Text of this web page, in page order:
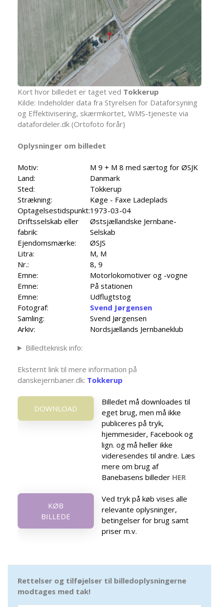
Kort hvor billedet er taget ved Tokkerup
Kilde: Indeholder data fra Styrelsen for Dataforsyning
og Effektivisering, skærmkortet, WMS-tjeneste via
datafordeler.dk (Ortofoto forår)
Oplysninger om billedet
Motiv:
M 9 + M 8 med særtog for ØSJK
Land:
Danmark
Sted:
Tokkerup
Strækning:
Køge - Faxe Ladeplads
Optagelsestidspunkt:1973-03-04
Driftsselskab eller
fabrik:
Østsjællandske Jernbane-
Selskab
Ejendomsmærke:
ØSJS
Litra:
M, M
Nr.:
8, 9
Emne:
Motorlokomotiver og -vogne
Emne:
På stationen
Emne:
Udflugtstog
Fotograf:
Svend Jørgensen
Samling:
Svend Jørgensen
Arkiv:
Nordsjællands Jernbaneklub
Billedteknisk info:
Eksternt link til mere information på
danskejernbaner.dk: Tokkerup
DOWNLOAD
Billedet må downloades til
eget brug, men må ikke
publiceres på tryk,
hjemmesider, Facebook og
lign. og må heller ikke
videresendes til andre. Læs
mere om brug af
Banebasens billeder HER
KØB
BILLEDE
Ved tryk på køb vises alle
relevante oplysninger,
betingelser for brug samt
priser m.v.
Rettelser og tilføjelser til billedoplysningerne
modtages med tak!